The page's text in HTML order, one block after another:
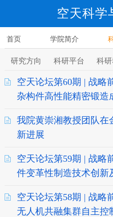
空天科学
首页 学院简介
人才培养
研究方向 科研平台 科
空天论坛第60期 | 战
杂构件高性能精密锻造
我院黄崇湘教授团队在
新进展
空天论坛第59期 | 战
件变革性制造技术创新
空天论坛第58期 | 战
无人机共融集群自主控